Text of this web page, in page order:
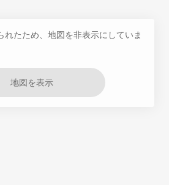
れたため、地図を非表示にしていま
地図を表示